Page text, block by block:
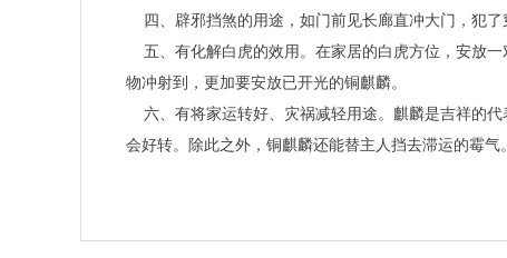
四、辟邪挡煞的用途，如门前见长廊直冲大门，犯了
五、有化解白虎的效用。在家居的白虎方位，安放一
物冲射到，更加要安放已开光的铜麒麟。
六、有将家运转好、灾祸减轻用途。麒麟是吉祥的
会好转。除此之外，铜麒麟还能替主人挡去滞运的霉